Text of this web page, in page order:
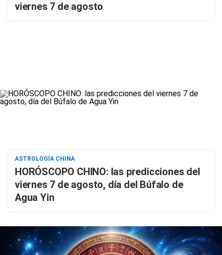
viernes 7 de agosto
ASTROLOGÍA CHINA
HORÓSCOPO CHINO: las predicciones del
viernes 7 de agosto, día del Búfalo de
Agua Yin